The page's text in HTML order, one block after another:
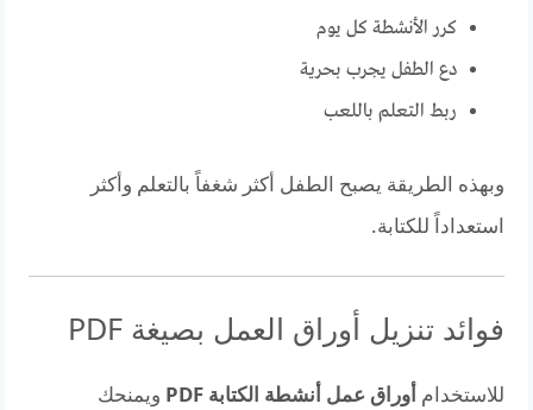
كرر الأنشطة كل يوم
دع الطفل يجرب بحرية
ربط التعلم باللعب
وبهذه الطريقة يصبح الطفل أكثر شغفاً بالتعلم وأكثر
استعداداً للكتابة.
فوائد تنزيل أوراق العمل بصيغة PDF
للاستخدامأوراق عمل أنشطة الكتابة PDF
ويمنحك